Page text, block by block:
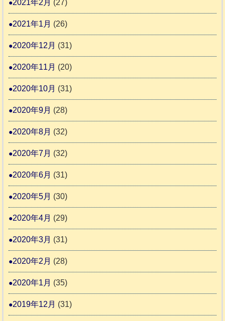
2021年2月 (27)
2021年1月 (26)
2020年12月 (31)
2020年11月 (20)
2020年10月 (31)
2020年9月 (28)
2020年8月 (32)
2020年7月 (32)
2020年6月 (31)
2020年5月 (30)
2020年4月 (29)
2020年3月 (31)
2020年2月 (28)
2020年1月 (35)
2019年12月 (31)